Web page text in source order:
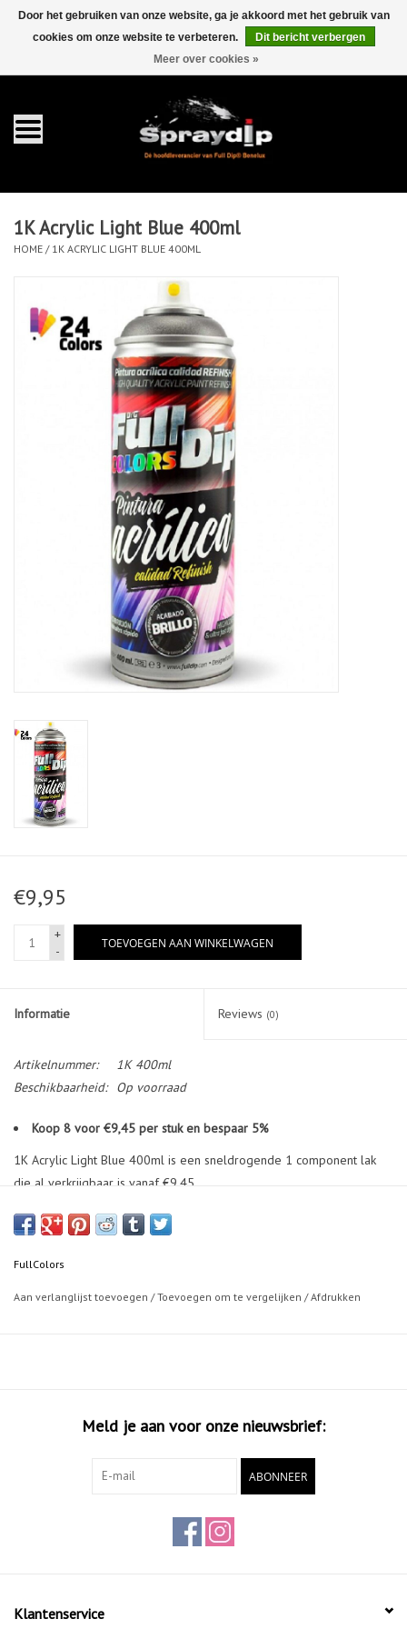
0 Artikelen - €0,00
Gallons
Sprays
Sets
Toebehoren
1K Acrylic Light Blue 400ml
HOME / 1K ACRYLIC LIGHT BLUE 400ML
€9,95
+
-
TOEVOEGEN AAN WINKELWAGEN
Informatie Reviews (0)
Artikelnummer:
1K 400ml
Beschikbaarheid:
Op voorraad
Koop 8 voor €9,45 per stuk en bespaar 5%
1K Acrylic Light Blue 400ml is een sneldrogende 1 component lak
die al verkrijgbaar is vanaf €9,45
Uitstekende dekkingskracht
Permanente acryl-lak
FullColors
Aan verlanglijst toevoegen /Toevoegen om te vergelijken /Afdrukken
Meld je aan voor onze nieuwsbrief:
ABONNEER
Klantenservice
Door het gebruiken van onze website, ga je akkoord met het gebruik van
cookies om onze website te verbeteren.
Dit bericht verbergen
Meer over cookies »